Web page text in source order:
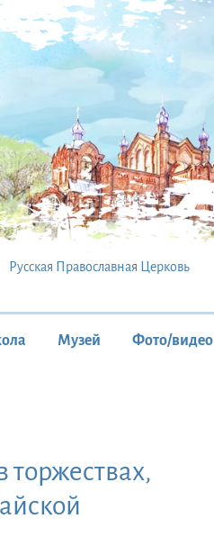
Русская Православная Церковь
Музей Фото/видео